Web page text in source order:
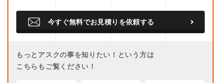
今すぐ無料でお見積りを依頼する
もっとアスクの事を知りたい！という方は
こちらもご覧ください！